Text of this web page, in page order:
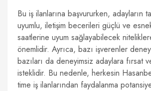
Bu iş ilanlarına başvururken, adayların
uyumlu, iletişim becerileri güçlü ve
saatlerine uyum sağlayabilecek
önemlidir. Ayrıca, bazı işverenler
bazıları da deneyimsiz adaylara fırsat
isteklidir. Bu nedenle, herkesin
time iş ilanlarından faydalanma